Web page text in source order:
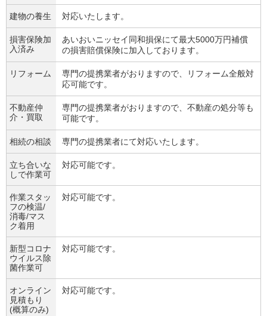
建物の養生 対応いたします。
損害保険加
入済み
あいおいニッセイ同和損保にて最大5000万円補償
の損害賠償保険に加入しております。
リフォーム
専門の提携業者がおりますので、リフォーム全般対
応可能です。
不動産仲
介・買取
専門の提携業者がおりますので、不動産の処分等も
可能です。
相続の相談 専門の提携業者にて対応いたします。
立ち合いな
しで作業可
対応可能です。
作業スタッ
フの検温/
消毒/マス
ク着用
対応可能です。
新型コロナ
ウイルス除
菌作業可
対応可能です。
オンライン
見積もり
(概算のみ)
対応可能です。